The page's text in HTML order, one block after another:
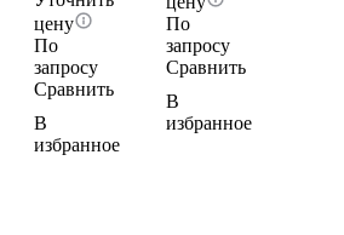
цену
По
запросу
Сравнить
В
избранное
По
запросу
Сравнить
В
избранное